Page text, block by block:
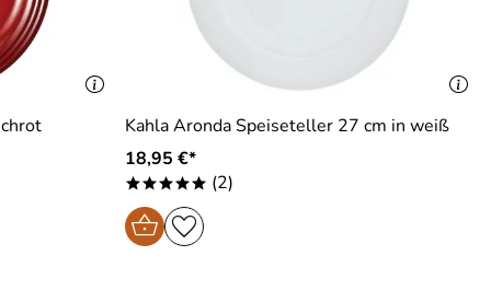
Kahla Aronda Speiseteller 27 cm in weiß
18,95 €*
***** (2)